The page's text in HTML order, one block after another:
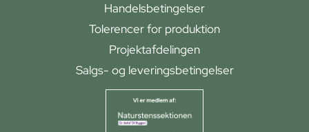
Handelsbetingelser
Tolerencer for produktion
Projektafdelingen
Salgs- og leveringsbetingelser